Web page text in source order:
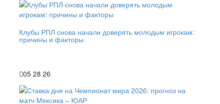
Клубы РПЛ снова начали доверять молодым игрокам:
причины и факторы
05 28 26